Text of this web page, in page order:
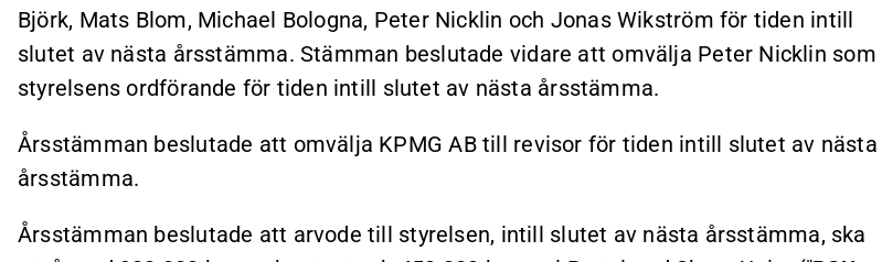
Björk, Mats Blom, Michael Bologna, Peter Nicklin och Jonas Wikström för tiden intill
slutet av nästa årsstämma. Stämman beslutade vidare att omvälja Peter Nicklin som
styrelsens ordförande för tiden intill slutet av nästa årsstämma.
Årsstämman beslutade att omvälja KPMG AB till revisor för tiden intill slutet av nästa
årsstämma.
Årsstämman beslutade att arvode till styrelsen, intill slutet av nästa årsstämma, ska